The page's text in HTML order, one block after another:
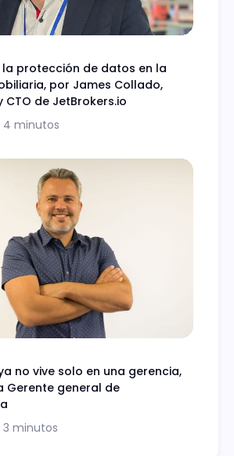
la protección de datos en la
por James Collado,
de JetBrokers.io
4 minutos
no vive solo en una gerencia,
Gerente general de
minutos